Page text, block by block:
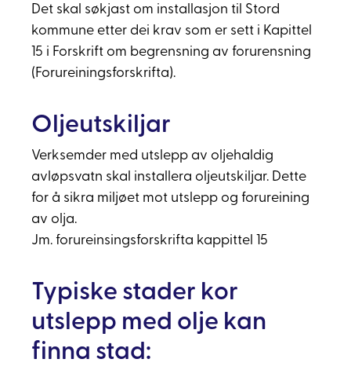
Det skal søkjast om installasjon til Stord
kommune etter dei krav som er sett i Kapittel
15 i Forskrift om begrensning av forurensning
(Forureiningsforskrifta).
Oljeutskiljar
Verksemder med utslepp av oljehaldig
avløpsvatn skal installera oljeutskiljar. Dette
for å sikra miljøet mot utslepp og forureining
av olja.
Jm. forureinsingsforskrifta kappittel 15
Typiske stader kor
utslepp med olje kan
finna stad: